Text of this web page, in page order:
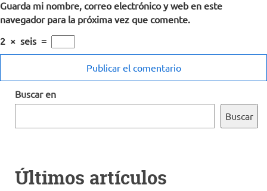
Guarda mi nombre, correo electrónico y web en este
navegador para la próxima vez que comente.
2 × seis =
Buscar en
Buscar
Últimos artículos